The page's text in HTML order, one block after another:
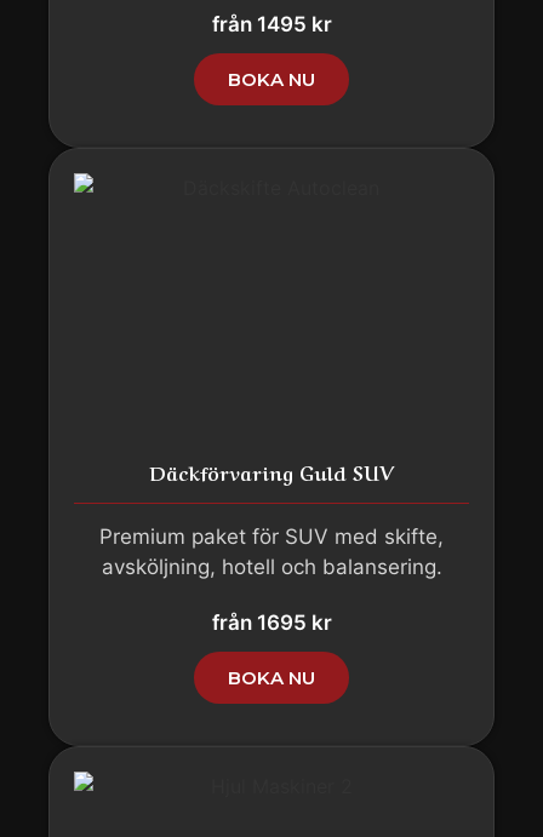
från 1495 kr
BOKA NU
Däckförvaring Guld SUV
Premium paket för SUV med skifte,
avsköljning, hotell och balansering.
från 1695 kr
BOKA NU